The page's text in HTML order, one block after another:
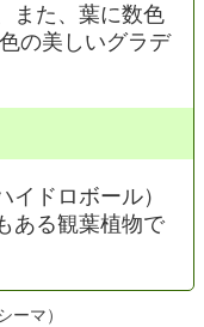
また、葉に数色
の美しいグラデ
ドロボール）
ある観葉植物で
ーマ）